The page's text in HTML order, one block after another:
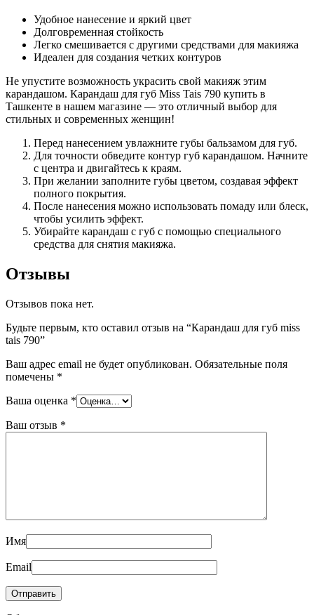
Удобное нанесение и яркий цвет
Долговременная стойкость
Легко смешивается с другими средствами для макияжа
Идеален для создания четких контуров
Не упустите возможность украсить свой макияж этим
карандашом. Карандаш для губ Miss Tais 790 купить в
Ташкенте в нашем магазине — это отличный выбор для
стильных и современных женщин!
Перед нанесением увлажните губы бальзамом для губ.
Для точности обведите контур губ карандашом. Начните
с центра и двигайтесь к краям.
При желании заполните губы цветом, создавая эффект
полного покрытия.
После нанесения можно использовать помаду или блеск,
чтобы усилить эффект.
Убирайте карандаш с губ с помощью специального
средства для снятия макияжа.
Отзывы
Отзывов пока нет.
Будьте первым, кто оставил отзыв на “Карандаш для губ miss
tais 790”
Ваш адрес email не будет опубликован. Обязательные поля
помечены *
Ваша оценка *
Ваш отзыв *
Имя
Email